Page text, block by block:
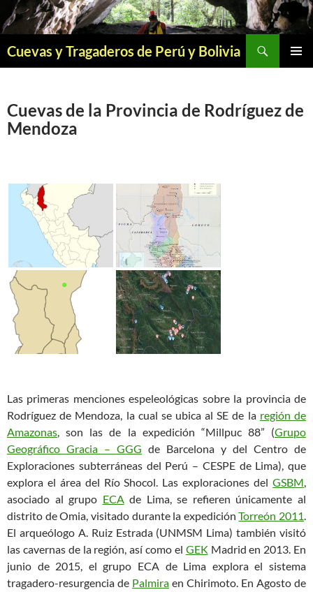
Saltar
al
Cuevas y Tragaderos de Perú y Bolivia
Cuevas de la Provincia de Rodríguez de
Mendoza
Las primeras menciones espeleológicas sobre la provincia de
Rodríguez de Mendoza, la cual se ubica al SE de la región de
Amazonas, son las de la expedición “Millpuc 88” (Grupo
Geográfico Gracia – GGG de Barcelona y del Centro de
Exploraciones subterráneas del Perú – CESPE de Lima), que
explora el área del Río Shocol. Las exploraciones del GSBM,
asociado al grupo ECAde Lima, se refieren únicamente al
distrito de Omia, visitado durante la expediciónTorreón 2011.
El arqueólogo A. Ruiz Estrada (UNMSM Lima) también visitó
las cavernas de la región, así como el GEK Madrid en 2013. En
junio de 2015, el grupo ECA de Lima explora el sistema
tragadero-resurgencia de Palmira en Chirimoto. En Agosto de